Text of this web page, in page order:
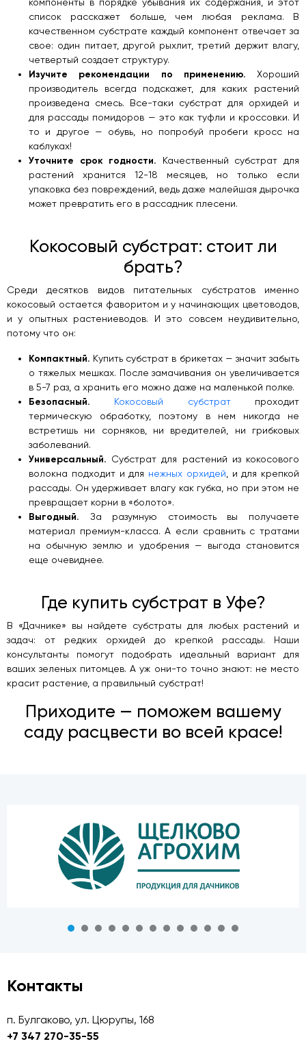
список расскажет больше, чем любая реклама. В
качественном субстрате каждый компонент отвечает за
свое: один питает, другой рыхлит, третий держит влагу,
четвертый создает структуру.
Изучите рекомендации по применению. Хороший
производитель всегда подскажет, для каких растений
произведена смесь. Все-таки субстрат для орхидей и
для рассады помидоров — это как туфли и кроссовки. И
то и другое — обувь, но попробуй пробеги кросс на
каблуках!
Уточните срок годности. Качественный субстрат для
растений хранится 12-18 месяцев, но только если
упаковка без повреждений, ведь даже малейшая дырочка
может превратить его в рассадник плесени.
Кокосовый субстрат: стоит ли
брать?
Среди десятков видов питательных субстратов именно
кокосовый остается фаворитом и у начинающих цветоводов,
и у опытных растениеводов. И это совсем неудивительно,
потому что он:
Компактный. Купить субстрат в брикетах — значит забыть
о тяжелых мешках. После замачивания он увеличивается
в 5-7 раз, а хранить его можно даже на маленькой полке.
Безопасный. Кокосовый субстратпроходит
термическую обработку, поэтому в нем никогда не
встретишь ни сорняков, ни вредителей, ни грибковых
заболеваний.
Универсальный. Субстрат для растений из кокосового
волокна подходит и для нежных орхидей , и для крепкой
рассады. Он удерживает влагу как губка, но при этом не
превращает корни в «болото».
Выгодный. За разумную стоимость вы получаете
материал премиум-класса. А если сравнить с тратами
на обычную землю и удобрения — выгода становится
еще очевиднее.
Где купить субстрат в Уфе?
В «Дачнике» вы найдете субстраты для любых растений и
задач: от редких орхидей до крепкой рассады. Наши
консультанты помогут подобрать идеальный вариант для
ваших зеленых питомцев. А уж они-то точно знают: не место
красит растение, а правильный субстрат!
Приходите — поможем вашему
саду расцвести во всей красе!
Контакты
п. Булгаково, ул. Цюрупы, 168
+7 347 270-35-55